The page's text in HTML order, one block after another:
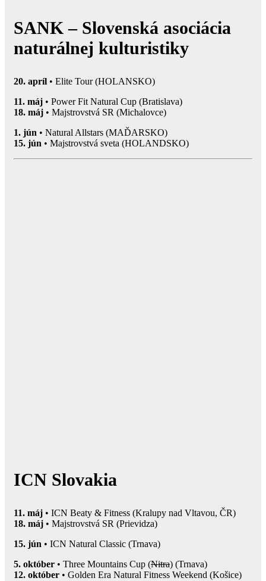
SANK – Slovenská asociácia
naturálnej kulturistiky
20. apríl • Elite Tour (HOLANSKO)
11. máj • Power Fit Natural Cup (Bratislava)
18. máj • Majstrovstvá SR (Michalovce)
1. jún • Natural Allstars (MAĎARSKO)
15. jún • Majstrovstvá sveta (HOLANDSKO)
ICN Slovakia
11. máj • ICN Beaty & Fitness (Kralupy nad Vltavou, ČR)
18. máj • Majstrovstvá SR (Prievidza)
15. jún • ICN Natural Classic (Trnava)
5. október • Three Mountains Cup (Nitra) (Trnava)
12. október • Golden Era Natural Fitness Weekend (Košice)